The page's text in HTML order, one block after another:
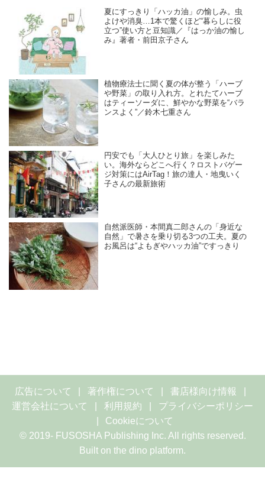
夏にすっきり「ハッカ油」の愉しみ。虫
よけや消臭…1本で驚くほど“暮らしに役
立つ”使い方と豆知識／『はっか油の愉し
み』著者・前田京子さん
植物療法士に聞く夏の体が整う「ハーブ
や野菜」の取り入れ方。とれたてハーブ
はティーソーダに、鮮やかな野菜を“バラ
ンスよく”／鈴木七重さん
円安でも「大人ひとり旅」を楽しみた
い。海外ならどこへ行く？ロストバゲー
ジ対策にはAirTag！旅の達人・地曳いく
子さんの最新旅術
自然派医師・本間真二郎さんの「身近な
自然」で暑さを乗り切る3つの工夫。夏の
お風呂は“よもぎやハッカ油”ですっきり
広告について 著作権について
書店様向け情報
運営会社について
利用規約
プライバシーポリシー
Cookieについて
© 2019- FUSOSHA Publishing Inc. All rights reserved.
Built on the dino platform.